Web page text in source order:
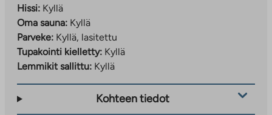
Hissi: Kyllä
Oma sauna: Kyllä
Parveke: Kyllä, lasitettu
Tupakointi kielletty: Kyllä
Lemmikit sallittu: Kyllä
Kohteen tiedot